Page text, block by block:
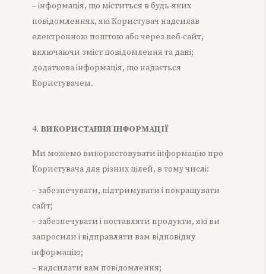
– інформація, що міститься в будь-яких
повідомленнях, які Користувач надсилав
електронною поштою або через веб-сайт,
включаючи зміст повідомлення та дані;
додаткова інформація, що надається
Користувачем.
ВИКОРИСТАННЯ ІНФОРМАЦІЇ
Ми можемо використовувати інформацію про
Користувача для різних цілей, в тому числі:
– забезпечувати, підтримувати і покращувати
сайт;
– забезпечувати і поставляти продукти, які ви
запросили і відправляти вам відповідну
інформацію;
– надсилати вам повідомлення;